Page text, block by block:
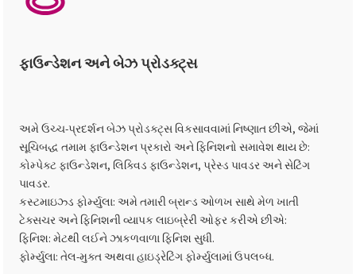
ફાઉન્ડેશન અને બેઝ પ્રોડક્ટ્સ
અમે ઉચ્ચ-પ્રદર્શન બેઝ પ્રોડક્ટ્સ વિકસાવવામાં નિષ્ણાત છીએ, જેમાં
સૂચિબદ્ધ તમામ ફાઉન્ડેશન પ્રકારો અને ફિનિશનો સમાવેશ થાય છે:
કોમ્પેક્ટ ફાઉન્ડેશન, લિક્વિડ ફાઉન્ડેશન, પ્રેસ્ડ પાવડર અને સેટિંગ
પાવડર.
કસ્ટમાઇઝ્ડ ફોર્મ્યુલા: અમે તમારી બ્રાન્ડ ઓળખ સાથે મેળ ખાતી
ટેક્સચર અને ફિનિશની વ્યાપક લાઇબ્રેરી ઓફર કરીએ છીએ:
ફિનિશ: મેટથી લઈને ઝાકળવાળા ફિનિશ સુધી.
ફોર્મ્યુલા: તેલ-મુક્ત અથવા હાઇડ્રેટિંગ ફોર્મ્યુલામાં ઉપલબ્ધ.